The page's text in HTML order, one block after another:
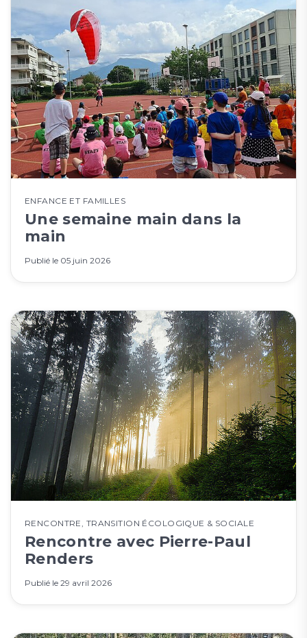
ENFANCE ET FAMILLES
Une semaine main dans la
main
Publié le 05 juin 2026
RENCONTRE, TRANSITION ÉCOLOGIQUE & SOCIALE
Rencontre avec Pierre-Paul
Renders
Publié le 29 avril 2026